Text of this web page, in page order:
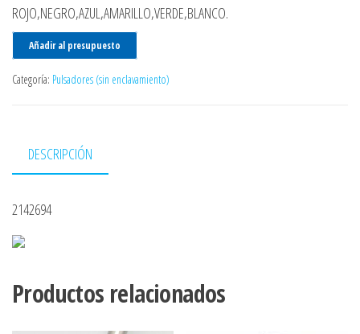
ROJO,NEGRO,AZUL,AMARILLO,VERDE,BLANCO.
Añadir al presupuesto
Categoría: Pulsadores (sin enclavamiento)
DESCRIPCIÓN
2142694
Productos relacionados